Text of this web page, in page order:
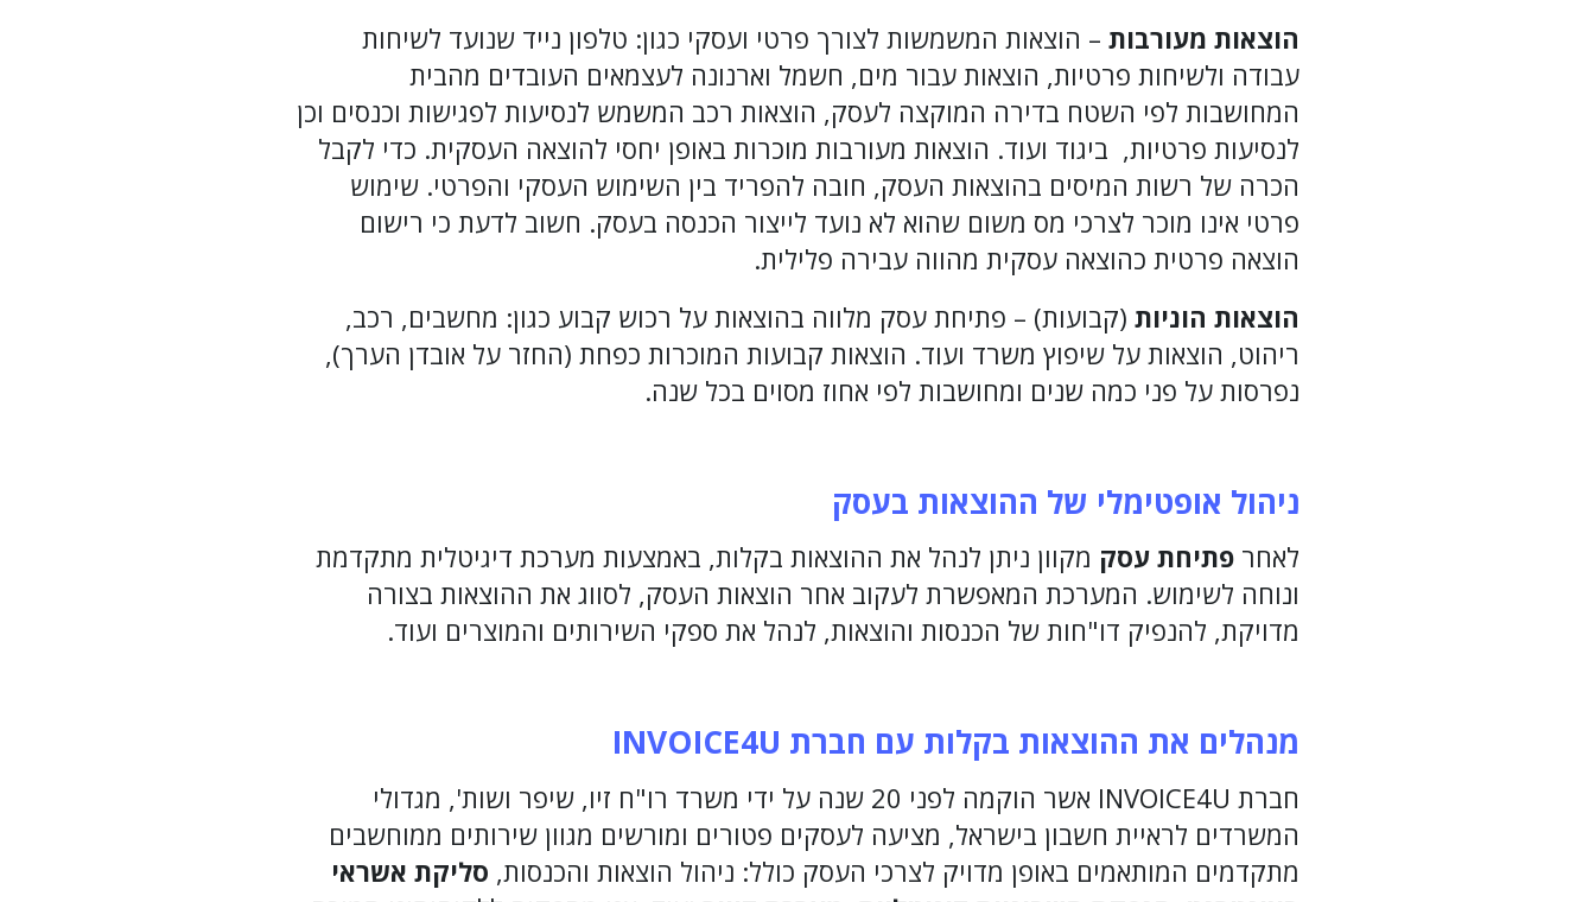
הוצאות מעורבות – הוצאות המשמשות לצורך פרטי ועסקי כגון: טלפון נייד שנועד לשיחות
עבודה ולשיחות פרטיות, הוצאות עבור מים, חשמל וארנונה לעצמאים העובדים מהבית
המחושבות לפי השטח בדירה המוקצה לעסק, הוצאות רכב המשמש לנסיעות לפגישות וכנסים וכן
לנסיעות פרטיות, ביגוד ועוד. הוצאות מעורבות מוכרות באופן יחסי להוצאה העסקית. כדי לקבל
הכרה של רשות המיסים בהוצאות העסק, חובה להפריד בין השימוש העסקי והפרטי. שימוש
פרטי אינו מוכר לצרכי מס משום שהוא לא נועד לייצור הכנסה בעסק. חשוב לדעת כי רישום
הוצאה פרטית כהוצאה עסקית מהווה עבירה פלילית.
הוצאות הוניות (קבועות) – פתיחת עסק מלווה בהוצאות על רכוש קבוע כגון: מחשבים, רכב,
ריהוט, הוצאות על שיפוץ משרד ועוד. הוצאות קבועות המוכרות כפחת (החזר על אובדן הערך),
נפרסות על פני כמה שנים ומחושבות לפי אחוז מסוים בכל שנה.
ניהול אופטימלי של ההוצאות בעסק
לאחרפתיחת עסק מקוון ניתן לנהל את ההוצאות בקלות, באמצעות מערכת דיגיטלית מתקדמת
ונוחה לשימוש. המערכת המאפשרת לעקוב אחר הוצאות העסק, לסווג את ההוצאות בצורה
מדויקת, להנפיק דו"חות של הכנסות והוצאות, לנהל את ספקי השירותים והמוצרים ועוד.
מנהלים את ההוצאות בקלות עם חברת INVOICE4U
חברת INVOICE4U אשר הוקמה לפני 20 שנה על ידי משרד רו"ח זיו, שיפר ושות', מגדולי
המשרדים לראיית חשבון בישראל, מציעה לעסקים פטורים ומורשים מגוון שירותים ממוחשבים
מתקדמים המותאמים באופן מדויק לצרכי העסק כולל: ניהול הוצאות והכנסות, סליקת אשראי